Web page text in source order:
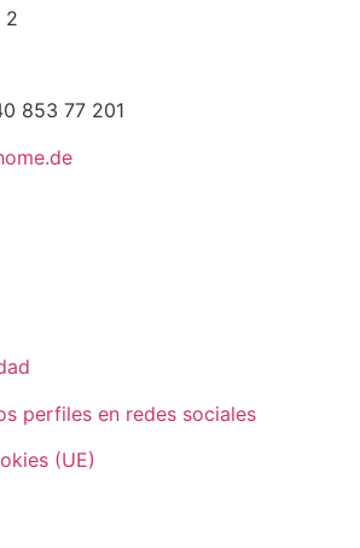
2
853 77 201
perfiles en redes sociales
(UE)